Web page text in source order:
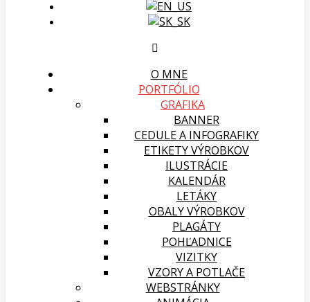
O MNE
PORTFÓLIO
GRAFIKA
BANNER
CEDULE A INFOGRAFIKY
ETIKETY VÝROBKOV
ILUSTRÁCIE
KALENDÁR
LETÁKY
OBALY VÝROBKOV
PLAGÁTY
POHĽADNICE
VIZITKY
VZORY A POTLAČE
WEBSTRÁNKY